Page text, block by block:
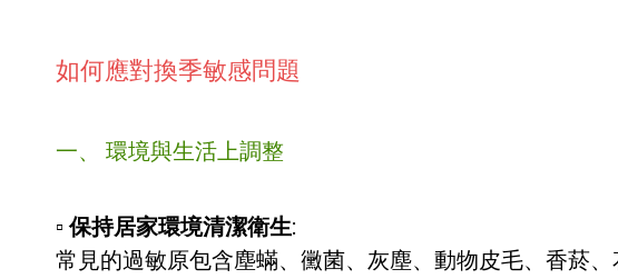
如何應對換季敏感問題
一、 環境與生活上調整
▫保持居家環境清潔衛生:
常見的過敏原包含塵蟎、黴菌、灰塵、動物皮毛、香菸